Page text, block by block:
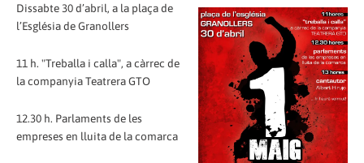
Dissabte 30 d’abril, a la plaça de
l’Església de Granollers
11 h. "Treballa i calla", a càrrec de
la companyia Teatrera GTO
12.30 h. Parlaments de les
empreses en lluita de la comarca